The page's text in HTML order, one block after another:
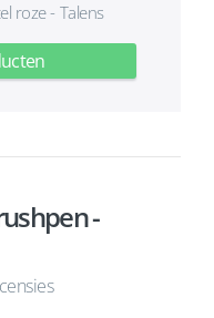
roze - Talens
-